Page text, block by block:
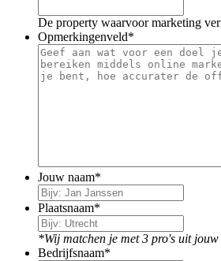
De property waarvoor marketing
Opmerkingenveld*
Jouw naam*
Plaatsnaam*
*Wij matchen je met 3 pro's uit jouw
Bedrijfsnaam*